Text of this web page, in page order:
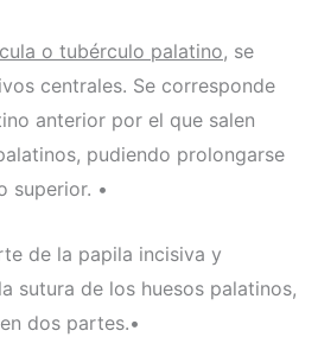
o tubérculo palatino, se
centrales. Se corresponde
anterior por el que salen
pudiendo prolongarse
superior. •
de la papila incisiva y
sutura de los huesos palatinos,
dos partes.•